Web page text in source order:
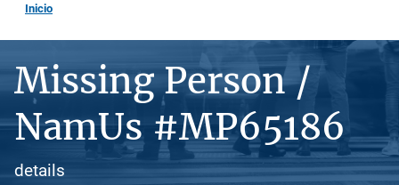
Inicio
Missing Person /
NamUs #MP65186
details